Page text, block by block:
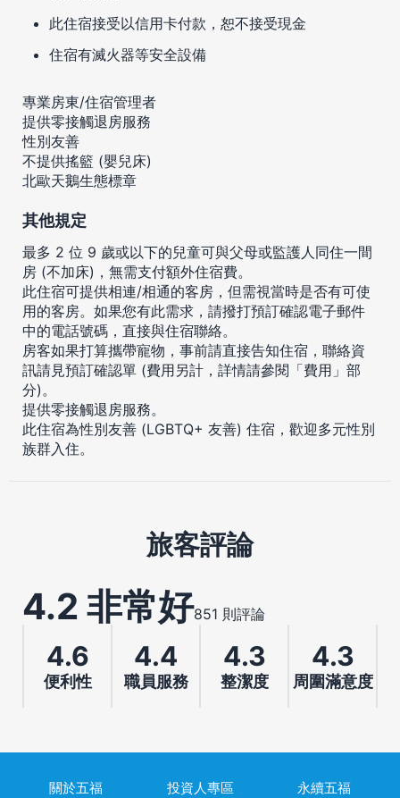
此住宿接受以信用卡付款，恕不接受現金
住宿有滅火器等安全設備
專業房東/住宿管理者
提供零接觸退房服務
性別友善
不提供搖籃 (嬰兒床)
北歐天鵝生態標章
其他規定
最多 2 位 9 歲或以下的兒童可與父母或監護人同住一間
房 (不加床)，無需支付額外住宿費。
此住宿可提供相連/相通的客房，但需視當時是否有可使
用的客房。如果您有此需求，請撥打預訂確認電子郵件
中的電話號碼，直接與住宿聯絡。
房客如果打算攜帶寵物，事前請直接告知住宿，聯絡資
訊請見預訂確認單 (費用另計，詳情請參閱「費用」部
分)。
提供零接觸退房服務。
此住宿為性別友善 (LGBTQ+ 友善) 住宿，歡迎多元性別
族群入住。
旅客評論
4.2 非常好851 則評論
4.6
便利性
4.4
職員服務
4.3
整潔度
4.3
周圍滿意度
關於五福 投資人專區
永續五福